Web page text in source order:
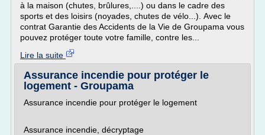
à la maison (chutes, brûlures,....) ou dans le cadre des
sports et des loisirs (noyades, chutes de vélo...). Avec le
contrat Garantie des Accidents de la Vie de Groupama vous
pouvez protéger toute votre famille, contre les...
Lire la suite
Assurance incendie pour protéger le
logement - Groupama
Assurance incendie pour protéger le logement
Assurance incendie, décryptage